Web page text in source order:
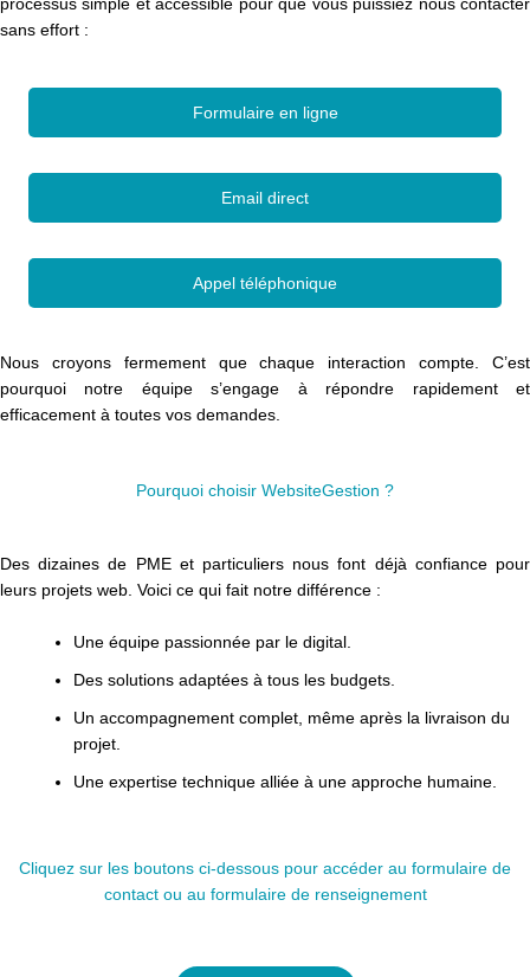
sans effort :
Formulaire en ligne
Email direct
Appel téléphonique
Nous croyons fermement que chaque interaction compte. C’est
pourquoi notre équipe s’engage à répondre rapidement et
efficacement à toutes vos demandes.
Pourquoi choisir WebsiteGestion ?
Des dizaines de PME et particuliers nous font déjà confiance pour
leurs projets web. Voici ce qui fait notre différence :
Une équipe passionnée par le digital.
Des solutions adaptées à tous les budgets.
Un accompagnement complet, même après la livraison du
projet.
Une expertise technique alliée à une approche humaine.
Cliquez sur les boutons ci-dessous pour accéder au formulaire de
contact ou au formulaire de renseignement